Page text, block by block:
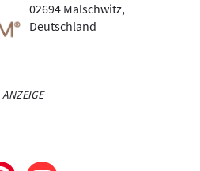
02694 Malschwitz,
Deutschland
ANZEIGE